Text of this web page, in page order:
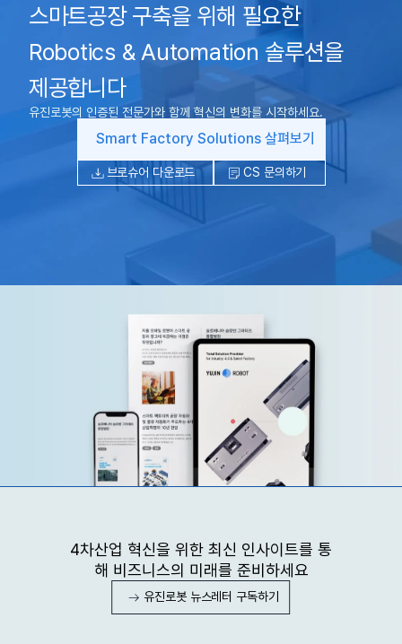
스마트공장 구축을 위해 필요한
Robotics & Automation 솔루션을
제공합니다
유진로봇의 인증된 전문가와 함께 혁신의 변화를 시작하세요.
Smart Factory Solutions 살펴보기
브로슈어 다운로드 CS 문의하기
4차산업 혁신을 위한 최신 인사이트를 통
해 비즈니스의 미래를 준비하세요
유진로봇 뉴스레터 구독하기